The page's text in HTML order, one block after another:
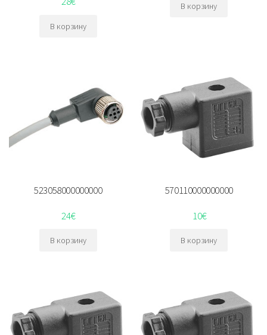
В корзину
В корзину
523058000000000
24€
В корзину
570110000000000
10€
В корзину